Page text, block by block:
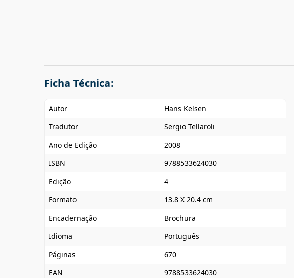
Ficha Técnica:
Autor
Hans Kelsen
Tradutor
Sergio Tellaroli
Ano de Edição
2008
ISBN
9788533624030
Edição
4
Formato
13.8 X 20.4 cm
Encadernação
Brochura
Idioma
Português
Páginas
670
EAN
9788533624030